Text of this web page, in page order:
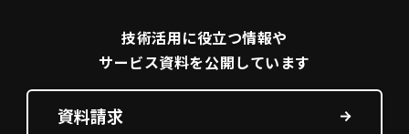
技術活用に役立つ情報や
サービス資料を公開しています
資料請求